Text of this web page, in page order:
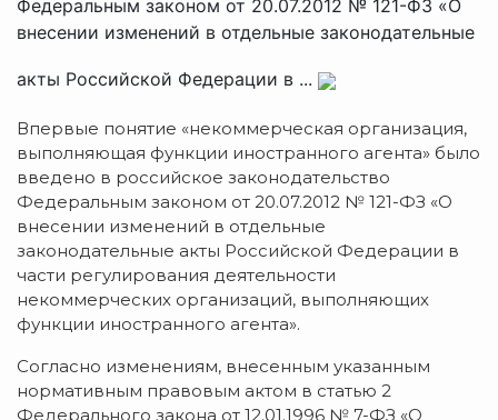
Федеральным законом от 20.07.2012 № 121-ФЗ «О
внесении изменений в отдельные законодательные
акты Российской Федерации в ...
Впервые понятие «некоммерческая организация,
выполняющая функции иностранного агента» было
введено в российское законодательство
Федеральным законом от 20.07.2012 № 121-ФЗ «О
внесении изменений в отдельные
законодательные акты Российской Федерации в
части регулирования деятельности
некоммерческих организаций, выполняющих
функции иностранного агента».
Согласно изменениям, внесенным указанным
нормативным правовым актом в статью 2
Федерального закона от 12.01.1996 № 7-ФЗ «О